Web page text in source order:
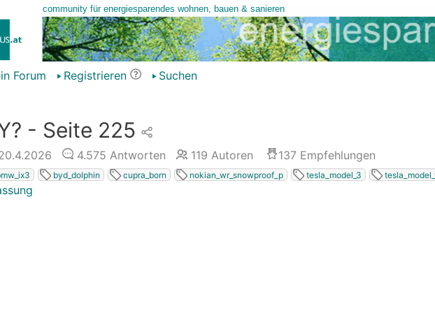
Forum Registrieren
Suchen
- Seite 225
4.575 Antworten 119 Autoren 137Empfehlungen
byd_dolphin cupra_born nokian_wr_snowproof_p tesla_model_3